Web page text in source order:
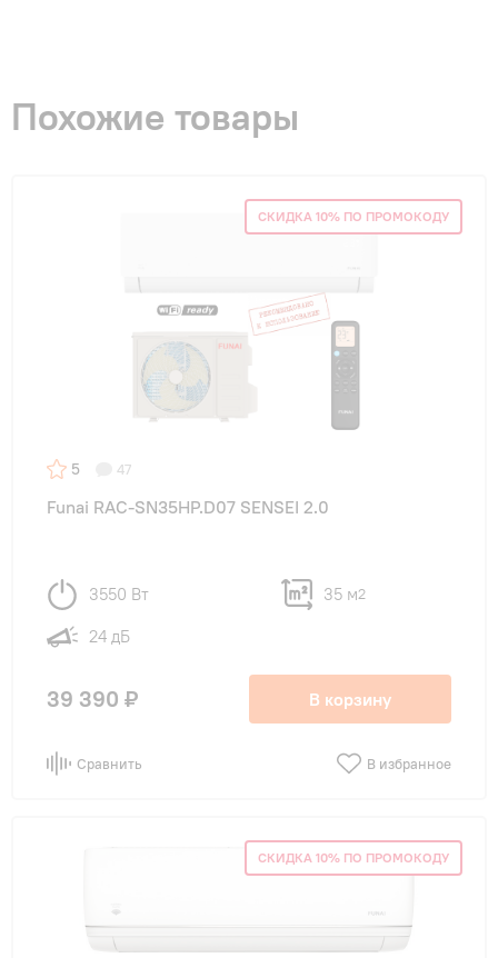
Похожие товары
СКИДКА 10% ПО ПРОМОКОДУ
5 47
Funai RAC-SN35HP.D07 SENSEI 2.0
3550 Вт 35 м2
24 дБ
39 390 ₽ В корзину
Сравнить В избранное
СКИДКА 10% ПО ПРОМОКОДУ